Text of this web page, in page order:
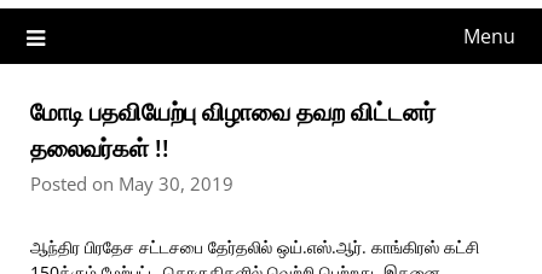
Menu
மோடி பதவியேற்பு விழாவை தவற விட்டனர்
தலைவர்கள் !!
Posted on May 30, 2019
ஆந்திர பிரதேச சட்டசபை தேர்தலில் ஒய்.எஸ்.ஆர். காங்கிரஸ் கட்சி